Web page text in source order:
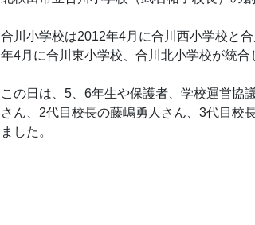
合川小学校は2012年4月に合川西小学校と
年4月に合川東小学校、合川北小学校が統合
この日は、5、6年生や保護者、学校運営
さん、2代目校長の藤嶋勇人さん、3代目校
ました。